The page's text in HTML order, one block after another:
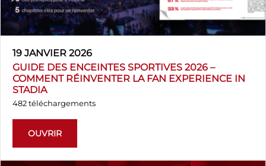
19 JANVIER 2026
GUIDE DES ENCEINTES SPORTIVES 2026 –
COMMENT RÉINVENTER LA FAN EXPERIENCE IN
STADIA
482 téléchargements
OUVRIR